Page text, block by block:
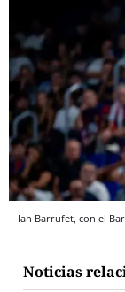
Ian Barrufet, con el
Noticias